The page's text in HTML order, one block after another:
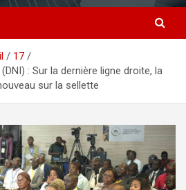
17
: Sur la dernière ligne droite, la
sur la sellette